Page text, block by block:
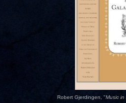
Robert Gjerdingen, "Music